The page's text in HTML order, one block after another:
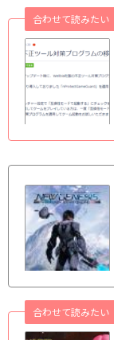
合わせて読みたい
合わせて読みたい